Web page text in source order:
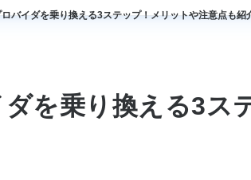
バイダを乗り換える3ステップ！メリットや注意点も紹
を乗り換える3ス